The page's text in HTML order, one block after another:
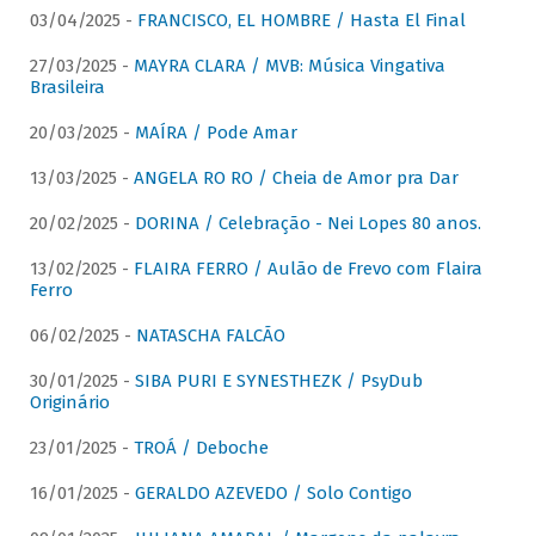
03/04/2025 - FRANCISCO, EL HOMBRE / Hasta El Final
27/03/2025 - MAYRA CLARA / MVB: Música Vingativa
Brasileira
20/03/2025 - MAÍRA / Pode Amar
13/03/2025 - ANGELA RO RO / Cheia de Amor pra Dar
20/02/2025 - DORINA / Celebração - Nei Lopes 80 anos.
13/02/2025 - FLAIRA FERRO / Aulão de Frevo com Flaira
Ferro
06/02/2025 - NATASCHA FALCÃO
30/01/2025 - SIBA PURI E SYNESTHEZK / PsyDub
Originário
23/01/2025 - TROÁ / Deboche
16/01/2025 - GERALDO AZEVEDO / Solo Contigo